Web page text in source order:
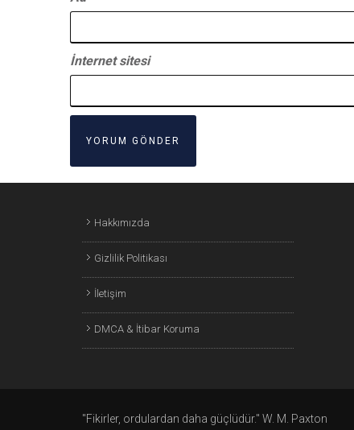
İnternet sitesi
Hakkımızda
Gizlilik Politikası
İletişim
DMCA & İtibar Koruma
"Fikirler, ordulardan daha güçlüdür." W. M. Paxton